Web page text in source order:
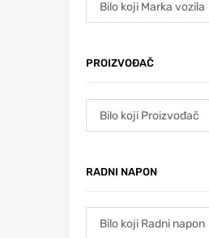
PROIZVOĐAČ
RADNI NAPON